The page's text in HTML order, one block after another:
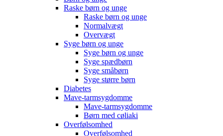
Raske børn og unge
Raske børn og unge
Normalvægt
Overvægt
Syge børn og unge
Syge børn og unge
Syge spædbørn
Syge småbørn
Syge større børn
Diabetes
Mave-tarmsygdomme
Mave-tarmsygdomme
Børn med cøliaki
Overfølsomhed
Overfølsomhed